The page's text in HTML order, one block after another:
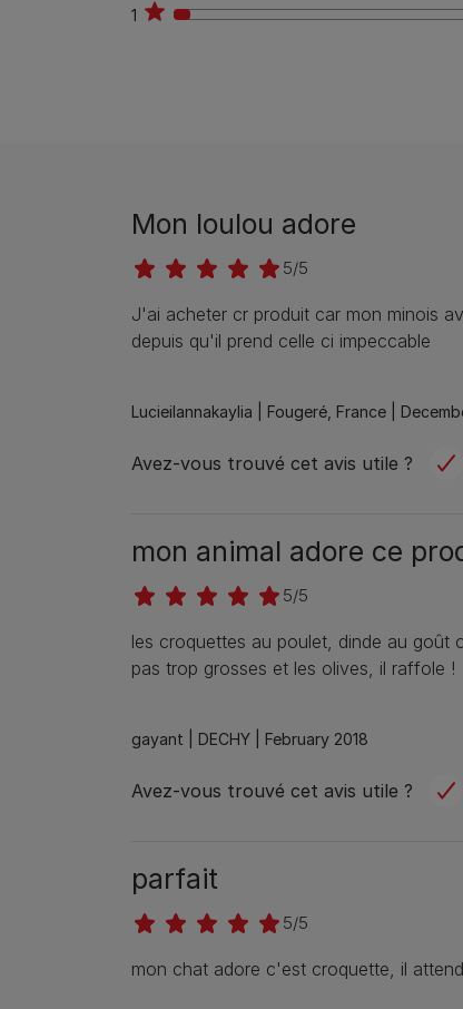
1
1
Mon loulou adore
5/5
J'ai acheter cr produit car mon minois
depuis qu'il prend celle ci impeccable
Lucieilannakaylia | Fougeré, France |
Avez-vous trouvé cet avis utile ?
mon animal adore ce
5/5
les croquettes au poulet, dinde au goût
pas trop grosses et les olives, il raffole !
gayant | DECHY | February 2018
Avez-vous trouvé cet avis utile ?
parfait
5/5
mon chat adore c'est croquette, il